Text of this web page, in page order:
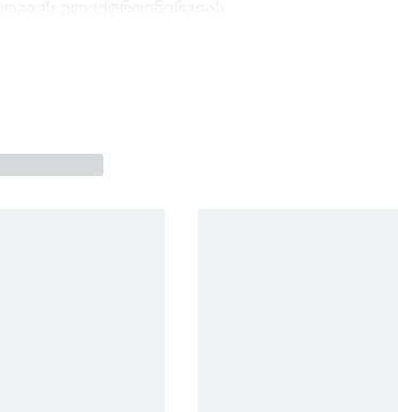
განთავსებას გაგიმარტივებთ.